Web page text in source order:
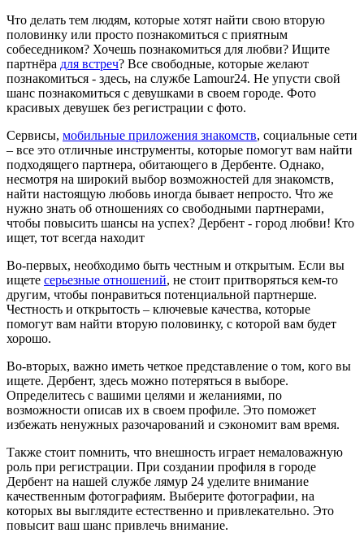
Что делать тем людям, которые хотят найти свою вторую
половинку или просто познакомиться с приятным
собеседником? Хочешь познакомиться для любви? Ищите
партнёра для встреч? Все свободные, которые желают
познакомиться - здесь, на службе Lamour24. Не упусти свой
шанс познакомиться с девушками в своем городе. Фото
красивых девушек без регистрации с фото.
Сервисы, мобильные приложения знакомств, социальные сети
– все это отличные инструменты, которые помогут вам найти
подходящего партнера, обитающего в Дербенте. Однако,
несмотря на широкий выбор возможностей для знакомств,
найти настоящую любовь иногда бывает непросто. Что же
нужно знать об отношениях со свободными партнерами,
чтобы повысить шансы на успех? Дербент - город любви! Кто
ищет, тот всегда находит
Во-первых, необходимо быть честным и открытым. Если вы
ищете серьезные отношений, не стоит притворяться кем-то
другим, чтобы понравиться потенциальной партнерше.
Честность и открытость – ключевые качества, которые
помогут вам найти вторую половинку, с которой вам будет
хорошо.
Во-вторых, важно иметь четкое представление о том, кого вы
ищете. Дербент, здесь можно потеряться в выборе.
Определитесь с вашими целями и желаниями, по
возможности описав их в своем профиле. Это поможет
избежать ненужных разочарований и сэкономит вам время.
Также стоит помнить, что внешность играет немаловажную
роль при регистрации. При создании профиля в городе
Дербент на нашей службе лямур 24 уделите внимание
качественным фотографиям. Выберите фотографии, на
которых вы выглядите естественно и привлекательно. Это
повысит ваш шанс привлечь внимание.